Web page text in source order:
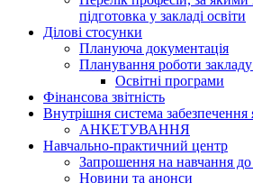
підготовка у закладі освіти
Ділові стосунки
Плануюча документація
Планування роботи закладу
Освітні програми
Фінансова звітність
Внутрішня система забезпечення
АНКЕТУВАННЯ
Навчально-практичний центр
Запрошення на навчання
Новини та анонси